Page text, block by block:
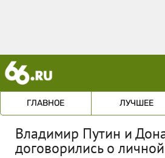
ГЛАВНОЕ ЛУЧШЕЕ
Владимир Путин и
договорились о